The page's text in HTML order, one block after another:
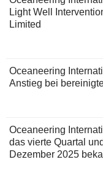
Light Well
Limited
Oceaneering
Anstieg bei
Oceaneering
das vierte Quartal
Dezember 2025